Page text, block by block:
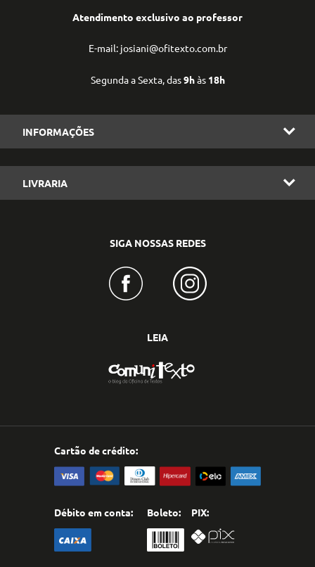
Atendimento exclusivo ao professor
E-mail: josiani@ofitexto.com.br
Segunda a Sexta, das9hàs 18h
INFORMAÇÕES
LIVRARIA
SIGA NOSSAS REDES
LEIA
Cartão de crédito:
Débito em conta: Boleto: PIX: